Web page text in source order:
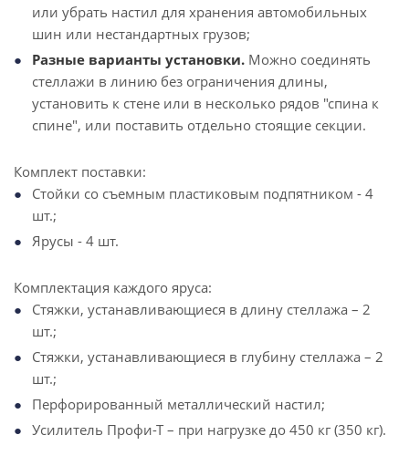
или убрать настил для хранения автомобильных
шин или нестандартных грузов;
Разные варианты установки. Можно соединять
стеллажи в линию без ограничения длины,
установить к стене или в несколько рядов "спина к
спине", или поставить отдельно стоящие секции.
Комплект поставки:
Стойки со съемным пластиковым подпятником - 4
шт.;
Ярусы - 4 шт.
Комплектация каждого яруса:
Стяжки, устанавливающиеся в длину стеллажа – 2
шт.;
Стяжки, устанавливающиеся в глубину стеллажа – 2
шт.;
Перфорированный металлический настил;
Усилитель Профи-Т – при нагрузке до 450 кг (350 кг).